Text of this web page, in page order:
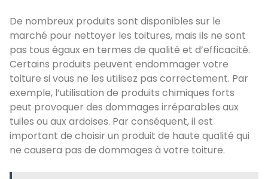
De nombreux produits sont disponibles sur le
marché pour nettoyer les toitures, mais ils ne sont
pas tous égaux en termes de qualité et d’efficacité.
Certains produits peuvent endommager votre
toiture si vous ne les utilisez pas correctement. Par
exemple, l’utilisation de produits chimiques forts
peut provoquer des dommages irréparables aux
tuiles ou aux ardoises. Par conséquent, il est
important de choisir un produit de haute qualité qui
ne causera pas de dommages à votre toiture.